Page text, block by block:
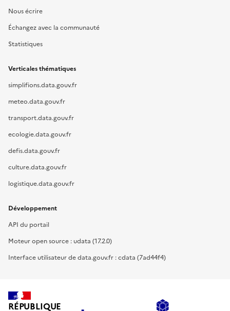
Nous écrire
Échangez avec la communauté
Statistiques
Verticales thématiques
simplifions.data.gouv.fr
meteo.data.gouv.fr
transport.data.gouv.fr
ecologie.data.gouv.fr
defis.data.gouv.fr
culture.data.gouv.fr
logistique.data.gouv.fr
Développement
API du portail
Moteur open source : udata (17.2.0)
Interface utilisateur de data.gouv.fr : cdata (7ad44f4)
RÉPUBLIQUE